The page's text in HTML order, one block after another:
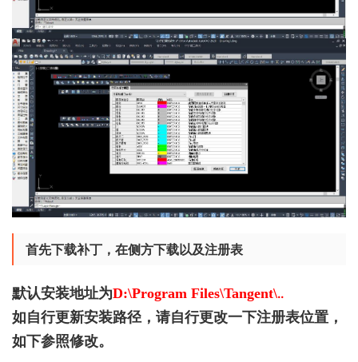
首先下载补丁，在侧方下载以及注册表
默认安装地址为D:\Program Files\Tangent\..
如自行更新安装路径，请自行更改一下注册表位置，
如下参照修改。